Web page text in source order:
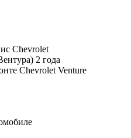
Chevrolet
2 года
Chevrolet Venture